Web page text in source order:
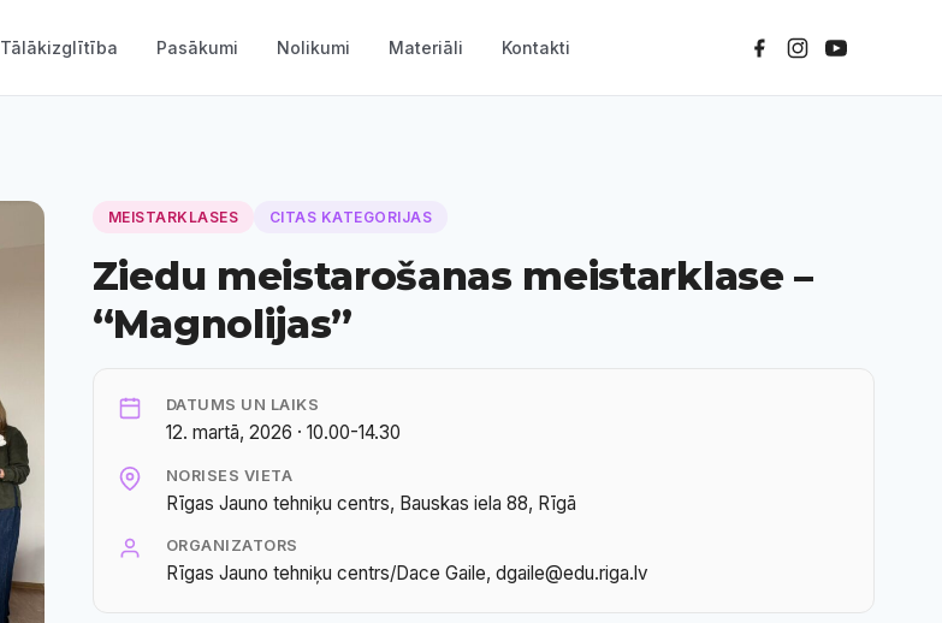
Tālākizglītība Pasākumi Nolikumi Materiāli Kontakti
MEISTARKLASES CITAS KATEGORIJAS
Ziedu meistarošanas meistarklase –
“Magnolijas”
DATUMS UN LAIKS
12. martā, 2026 · 10.00-14.30
NORISES VIETA
Rīgas Jauno tehniķu centrs, Bauskas iela 88, Rīgā
ORGANIZATORS
Rīgas Jauno tehniķu centrs/Dace Gaile, dgaile@edu.riga.lv